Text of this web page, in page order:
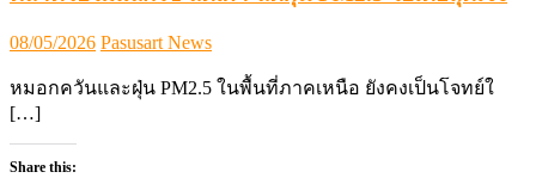
Posted
08/05/2026 Author
Pasusart News
หมอกควันและฝุ่น PM2.5 ในพื้นที่ภาคเหนือ ยังคงเป็นโจทย์ใ
[…]
Share this: